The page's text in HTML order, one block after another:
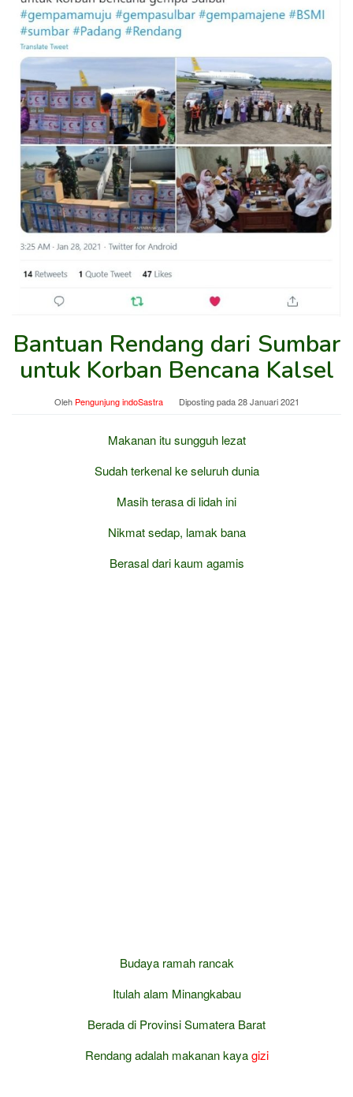
Bantuan Rendang dari Sumbar
untuk Korban Bencana Kalsel
Oleh Pengunjung indoSastra Diposting pada28 Januari 2021
Makanan itu sungguh lezat
Sudah terkenal ke seluruh dunia
Masih terasa di lidah ini
Nikmat sedap, lamak bana
Berasal dari kaum agamis
Budaya ramah rancak
Itulah alam Minangkabau
Berada di Provinsi Sumatera Barat
Rendang adalah makanan kayagizi